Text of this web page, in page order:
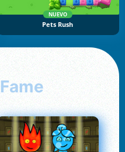
NUEVO
Pets Rush
Fame